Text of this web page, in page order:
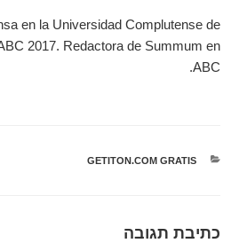
en la Universidad Complutense de
2017. Redactora de Summum en
ABC.
קטגוריות
GETITON.COM GRATIS
כתיבת תגובה